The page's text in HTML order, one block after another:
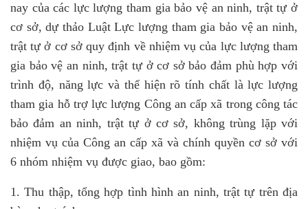
nay của các lực lượng tham gia bảo vệ an ninh, trật tự ở
cơ sở, dự thảo Luật Lực lượng tham gia bảo vệ an ninh,
trật tự ở cơ sở quy định về nhiệm vụ của lực lượng tham
gia bảo vệ an ninh, trật tự ở cơ sở bảo đảm phù hợp với
trình độ, năng lực và thể hiện rõ tính chất là lực lượng
tham gia hỗ trợ lực lượng Công an cấp xã trong công tác
bảo đảm an ninh, trật tự ở cơ sở, không trùng lặp với
nhiệm vụ của Công an cấp xã và chính quyền cơ sở với
6 nhóm nhiệm vụ được giao, bao gồm:
1. Thu thập, tổng hợp tình hình an ninh, trật tự trên địa